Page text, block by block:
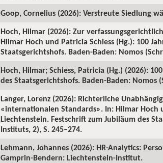
Goop, Cornelius (2026): Verstreute Siedlung
Hoch, Hilmar (2026): Zur
Hilmar Hoch und Patricia Schiess (Hg.): 100
Staatsgerichtshofs. Baden-Baden: Nomos
Hoch, Hilmar; Schiess, Patricia (Hg.) (2026):
des Staatsgerichtshofs. Baden-Baden:
Langer, Lorenz (2026): Richterliche
«internationalen Standards». In: Hilmar Hoch
Liechtenstein. Festschrift zum Jubiläum des
Instituts, 2), S. 245–274.
Lehmann, Johannes (2026): HR-Analytics:
Gamprin-Bendern: Liechtenstein-Institut.